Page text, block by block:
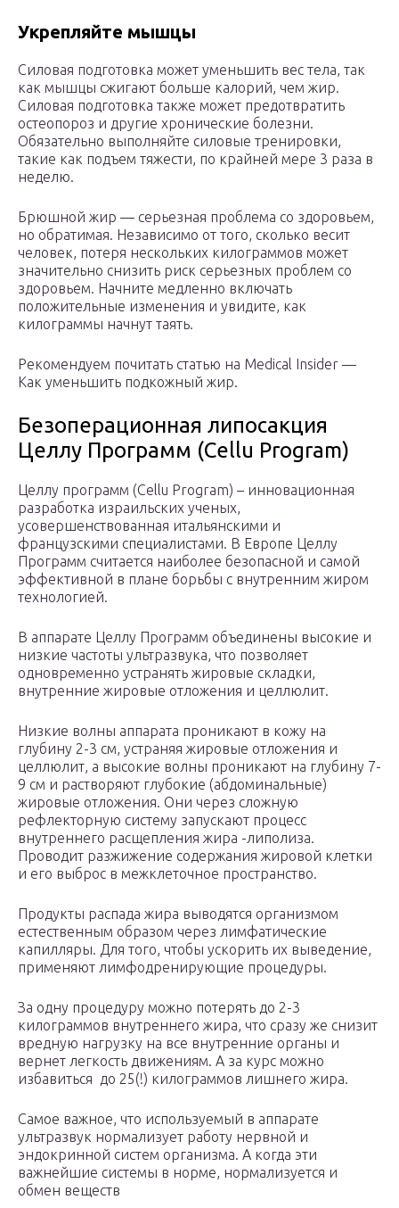
Укрепляйте мышцы
Силовая подготовка может уменьшить вес тела, так
как мышцы сжигают больше калорий, чем жир.
Силовая подготовка также может предотвратить
остеопороз и другие хронические болезни.
Обязательно выполняйте силовые тренировки,
такие как подъем тяжести, по крайней мере 3 раза в
неделю.
Брюшной жир — серьезная проблема со здоровьем,
но обратимая. Независимо от того, сколько весит
человек, потеря нескольких килограммов может
значительно снизить риск серьезных проблем со
здоровьем. Начните медленно включать
положительные изменения и увидите, как
килограммы начнут таять.
Рекомендуем почитать статью на Medical Insider —
Как уменьшить подкожный жир.
Безоперационная липосакция
Целлу Программ (Cellu Program)
Целлу программ (Cellu Program) – инновационная
разработка израильских ученых,
усовершенствованная итальянскими и
французскими специалистами. В Европе Целлу
Программ считается наиболее безопасной и самой
эффективной в плане борьбы с внутренним жиром
технологией.
В аппарате Целлу Программ объединены высокие и
низкие частоты ультразвука, что позволяет
одновременно устранять жировые складки,
внутренние жировые отложения и целлюлит.
Низкие волны аппарата проникают в кожу на
глубину 2-3 см, устраняя жировые отложения и
целлюлит, а высокие волны проникают на глубину 7-
9 см и растворяют глубокие (абдоминальные)
жировые отложения. Они через сложную
рефлекторную систему запускают процесс
внутреннего расщепления жира -липолиза.
Проводит разжижение содержания жировой клетки
и его выброс в межклеточное пространство.
Продукты распада жира выводятся организмом
естественным образом через лимфатические
капилляры. Для того, чтобы ускорить их выведение,
применяют лимфодренирующие процедуры.
За одну процедуру можно потерять до 2-3
килограммов внутреннего жира, что сразу же снизит
вредную нагрузку на все внутренние органы и
вернет легкость движениям. А за курс можно
избавиться до 25(!) килограммов лишнего жира.
Самое важное, что используемый в аппарате
ультразвук нормализует работу нервной и
эндокринной систем организма. А когда эти
важнейшие системы в норме, нормализуется и
обмен веществ